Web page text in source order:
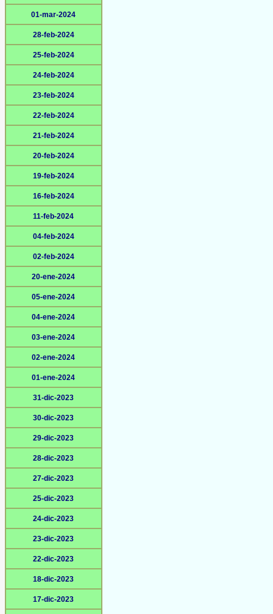
01-mar-2024
28-feb-2024
25-feb-2024
24-feb-2024
23-feb-2024
22-feb-2024
21-feb-2024
20-feb-2024
19-feb-2024
16-feb-2024
11-feb-2024
04-feb-2024
02-feb-2024
20-ene-2024
05-ene-2024
04-ene-2024
03-ene-2024
02-ene-2024
01-ene-2024
31-dic-2023
30-dic-2023
29-dic-2023
28-dic-2023
27-dic-2023
25-dic-2023
24-dic-2023
23-dic-2023
22-dic-2023
18-dic-2023
17-dic-2023